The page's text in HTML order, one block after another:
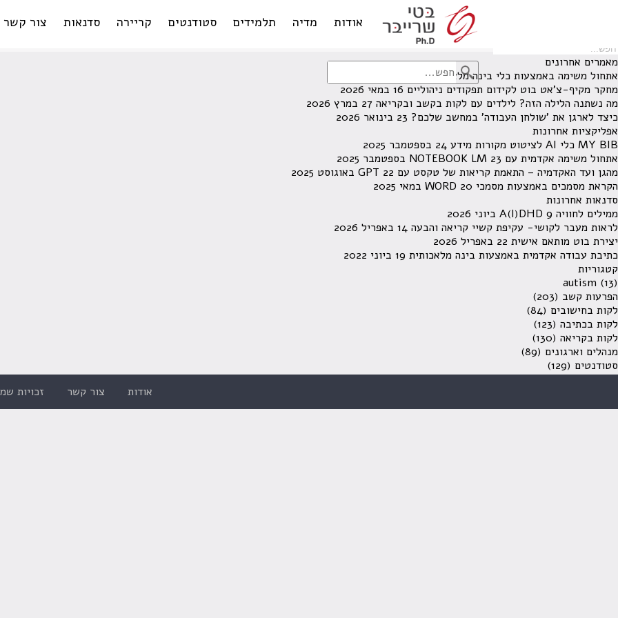
אודות מדיה תלמידים סטודנטים קריירה סדנאות צור קשר
לא נמצאו תוצאות תחת קטגוריה זו.
מחפש משהו מסויים? השתמש בחיפוש
מאמרים אחרונים
אתחול משימה באמצעות כלי בינה מלאכותית
מחקר מקיף-צ'אט בוט לקידום תפקודים ניהוליים 16 במאי 2026
מה נשתנה הלילה הזה? לילדים עם לקות בקשב ובקריאה 27 במרץ 2026
כיצד לארגן את 'שולחן העבודה' במחשב שלכם? 23 בינואר 2026
אפליקציות אחרונות
MY BIB כלי AI לציטוט מקורות מידע
24 בספטמבר 2025
אתחול משימה אקדמית עם NOTEBOOK LM 23 בספטמבר 2025
מהגן ועד האקדמיה – התאמת קריאות של טקסט עם GPT 22 באוגוסט 2025
הקראת מסמכים באמצעות מסמכי WORD 20 במאי 2025
סדנאות אחרונות
ממילים לחוויה A(I)DHD 9 ביוני 2026
לראות מעבר לקושי- עקיפת קשיי קריאה והבעה 14 באפריל 2026
יצירת בוט מותאם אישית 22 באפריל 2026
כתיבת עבודה אקדמית באמצעות בינה מלאכותית 19 ביוני 2022
קטגוריות
autism (13)
הפרעות קשב (203)
לקות בחישובים (84)
לקות בכתיבה (123)
לקות בקריאה (130)
מנהלים וארגונים (89)
סטודנטים (129)
אודות
צור קשר זכויות